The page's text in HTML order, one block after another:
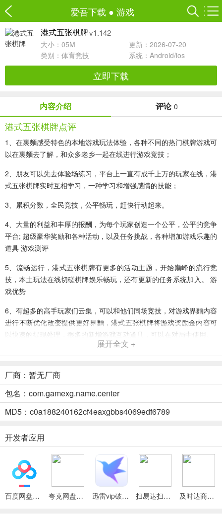
爱吾下载 ● 游戏
港式五张棋牌v1.142
大小：05M
更新：2026-07-20
类别： 体育竞技 系统：Android/ios
立即下载
内容介绍 评论 0
港式五张棋牌点评
1、在裏麵感受特色的本地游戏玩法体验，各种不同的热门棋牌游戏可
以在裏麵去了解，和众多老乡一起在线进行游戏竞技；
2、朋友可以先去体验场练习，平台上一直有成千上万的玩家在线，港
式五张棋牌实时互相学习，一种学习和增强感情的技能；
3、累积分数，全民竞技，公平畅玩，赶快行动起来。
4、大量的利益和丰厚的报酬，为每个玩家创造一个公平，公平的竞争
平台; 超级豪华奖励和各种活动，以及任务挑战，各种增加游戏乐趣的
道具 游戏测评
5、流畅运行，港式五张棋牌有更多的活动主题，开始巅峰的流行竞
技，本土玩法在线切磋棋牌娱乐畅玩，还有更新的任务系统加入。 游
戏优势
6、有超多的高手玩家们云集，可以和他们同场竞技，对游戏界麵内容
进行不断优化改变提供更好界麵，港式五张棋牌将游戏奖励金内容可
以快速的提现处理，很多的新增游戏互动道具，可以在对局中使用。
1、感受经典的棋牌游戏玩法，在游戏中查看经典纯真的棋牌玩法，各
种不同的热门棋牌游戏可以在裏麵自由的去体验和查看；
2、每天登录还有各种奖励任你领取。 金币捕鱼游戏介绍：
3、享受新奇游戏人生，港式五张棋牌体验新鲜的游戏乐趣，参与幸运
转盘还有精彩花费金币等你来拿，港式五张棋牌有先进的防作弊係统
给每一个人，都是真人玩家在线对局，多样棋牌玩法体验。 相关点评
4、呼唤好友一起拍摄，互相浏览各自的精彩生活轨迹，增进友谊，港
式五张棋牌同享短视频社交乐趣。
5、每日坚持签到奖励人人有份哦；
展开全文 +
厂商：暂无厂商
包名：com.gamexg.name.center
MD5：c0a188240162cf4eaxgbbs4069edf6789
开发者应用
百度网盘绿色免安装Pc电脑版 夸克网盘官方正式版 迅雷vip破解版永久会员2024版 扫易达扫描仪最新安卓版 及时达商家(同城配送App)